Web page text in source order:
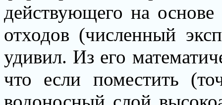
действующего на
отходов (численный
удивил. Из его
что если поместить